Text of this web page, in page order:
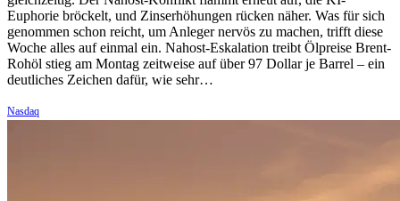
Euphorie bröckelt, und Zinserhöhungen rücken näher. Was für sich
genommen schon reicht, um Anleger nervös zu machen, trifft diese
Woche alles auf einmal ein. Nahost-Eskalation treibt Ölpreise Brent-
Rohöl stieg am Montag zeitweise auf über 97 Dollar je Barrel – ein
deutliches Zeichen dafür, wie sehr…
Nasdaq